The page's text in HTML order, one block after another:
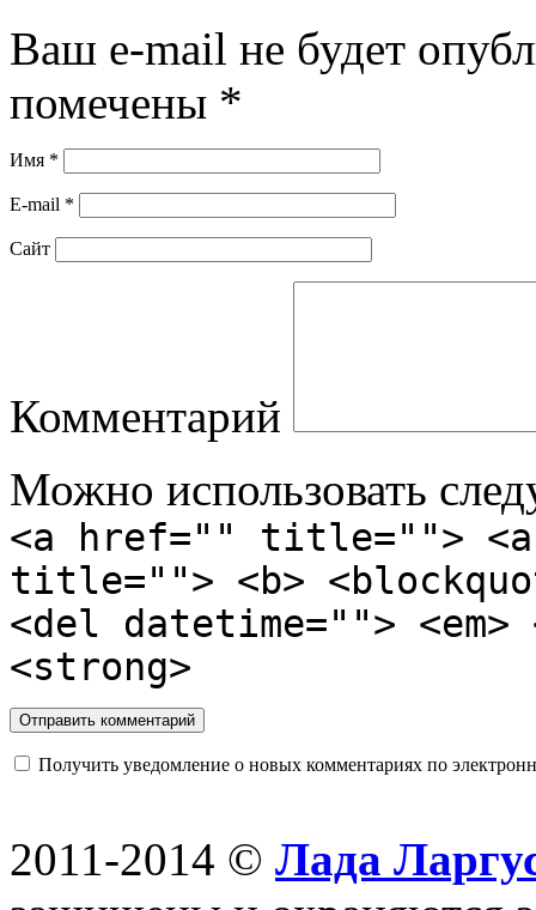
Ваш e-mail не будет
помечены *
Имя *
E-mail *
Сайт
Комментарий
Можно использовать
<a href="" title="">
title=""> <b>
<del datetime="">
<strong>
Получить уведомление о новых комментариях по
2011-2014 © Лада